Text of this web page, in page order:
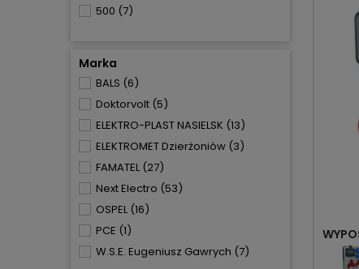
500 (7)
Marka
BALS (6)
Doktorvolt (5)
ELEKTRO-PLAST NASIELSK (13)
ELEKTROMET Dzierżoniów (3)
FAMATEL (27)
Next Electro (53)
OSPEL (16)
PCE (1)
W.S.E. Eugeniusz Gawrych (7)